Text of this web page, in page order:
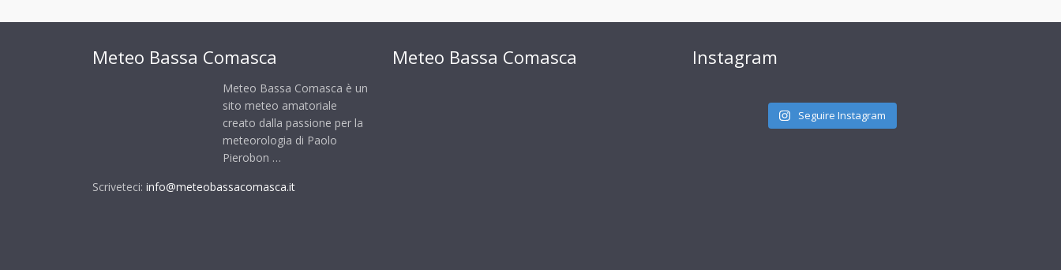
Meteo Bassa Comasca
Meteo Bassa Comasca è un
sito meteo amatoriale
creato dalla passione per la
meteorologia di Paolo
Pierobon …
Scriveteci: info@meteobassacomasca.it
Meteo Bassa Comasca Instagram
Seguire Instagram